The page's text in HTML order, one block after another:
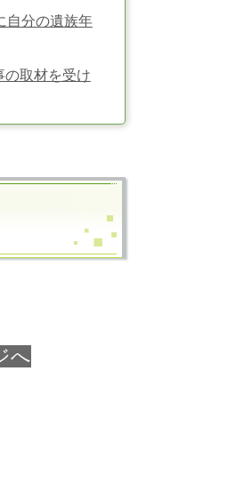
自分の遺族年
の取材を受け
へ